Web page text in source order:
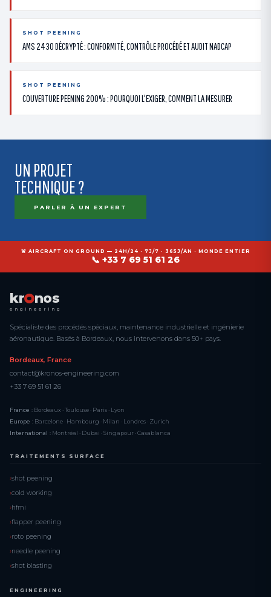
SHOT PEENING
AMS 2430 DÉCRYPTÉ : CONFORMITÉ, CONTRÔLE PROCÉDÉ ET AUDIT NADCAP
SHOT PEENING
COUVERTURE PEENING 200% : POURQUOI L'EXIGER, COMMENT LA MESURER
UN PROJET
TECHNIQUE ?
PARLER À UN EXPERT
🚨 AIRCRAFT ON GROUND — 24H/24 · 7J/7 · 365J/AN · MONDE ENTIER
📞 +33 7 69 51 61 26
kr nos
engineering
Spécialiste des procédés spéciaux, maintenance industrielle et ingénierie
aéronautique. Basés à Bordeaux, nous intervenons dans 50+ pays.
Bordeaux, France
contact@kronos-engineering.com
+33 7 69 51 61 26
France : Bordeaux · Toulouse · Paris · Lyon
Europe : Barcelone · Hambourg · Milan · Londres · Zurich
International : Montréal · Dubai · Singapour · Casablanca
TRAITEMENTS SURFACE
shot peening
cold working
hfmi
flapper peening
roto peening
needle peening
shot blasting
ENGINEERING